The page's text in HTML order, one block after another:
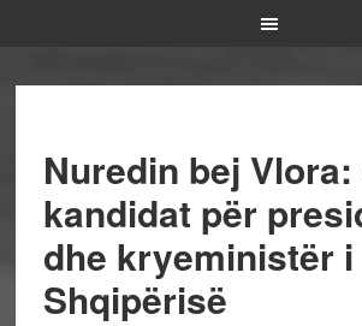
Nuredin bej
kandidat për
dhe kryeministër i
Shqipërisë